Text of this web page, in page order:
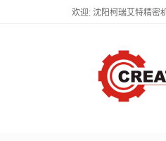
欢迎: 沈阳柯瑞艾特精密